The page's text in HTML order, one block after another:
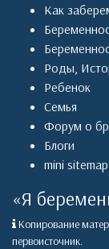
Как
Роды,
Ребенок
Семья
Форум о
Блоги
mini sitemap
«Я
Копирование
первоисточник.